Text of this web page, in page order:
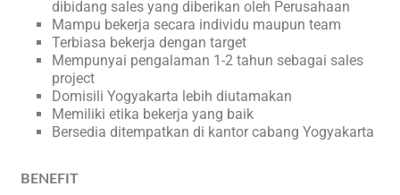
dibidang sales yang diberikan oleh Perusahaan
Mampu bekerja secara individu maupun team
Terbiasa bekerja dengan target
Mempunyai pengalaman 1-2 tahun sebagai sales
project
Domisili Yogyakarta lebih diutamakan
Memiliki etika bekerja yang baik
Bersedia ditempatkan di kantor cabang Yogyakarta
BENEFIT